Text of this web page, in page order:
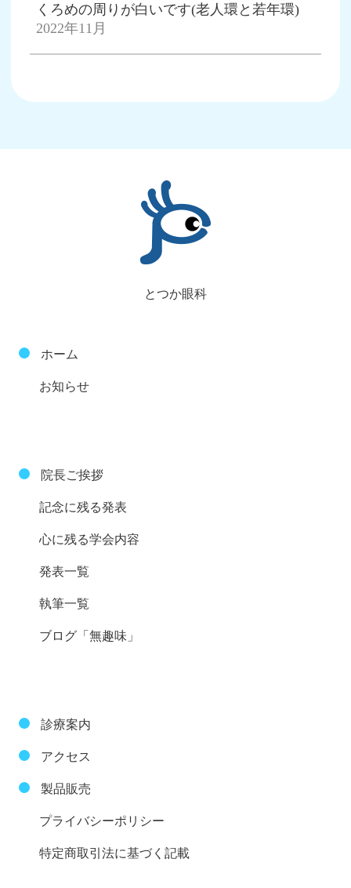
くろめの周りが白いです(老人環と若年環)
2022年11月
とつか眼科
ホーム
お知らせ
院長ご挨拶
記念に残る発表
心に残る学会内容
発表一覧
執筆一覧
ブログ「無趣味」
診療案内
アクセス
製品販売
プライバシーポリシー
特定商取引法に基づく記載